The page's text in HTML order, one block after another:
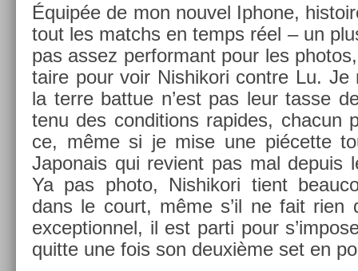
Équipée de mon nouvel Ip­hone,
tout les matchs en temps réel – un
pas assez per­for­mant pour les
taire pour voir Nis­hikori con­tre Lu. Je
la terre bat­tue n’est pas leur tasse
tenu des con­di­tions rapides, chacun
ce, même si je mise une piécette
Japonais qui re­vient pas mal de­puis
Ya pas photo, Nis­hikori tient
dans le court, même s’il ne fait rien
ex­cep­tion­nel, il est parti pour
quit­te une fois son deuxième set en